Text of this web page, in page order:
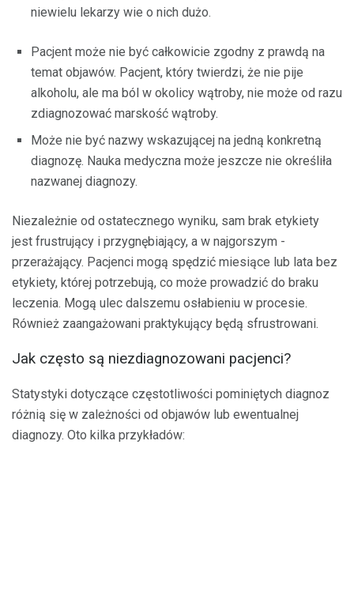
niewielu lekarzy wie o nich dużo.
Pacjent może nie być całkowicie zgodny z prawdą na
temat objawów. Pacjent, który twierdzi, że nie pije
alkoholu, ale ma ból w okolicy wątroby, nie może od razu
zdiagnozować marskość wątroby.
Może nie być nazwy wskazującej na jedną konkretną
diagnozę. Nauka medyczna może jeszcze nie określiła
nazwanej diagnozy.
Niezależnie od ostatecznego wyniku, sam brak etykiety
jest frustrujący i przygnębiający, a w najgorszym -
przerażający. Pacjenci mogą spędzić miesiące lub lata bez
etykiety, której potrzebują, co może prowadzić do braku
leczenia. Mogą ulec dalszemu osłabieniu w procesie.
Również zaangażowani praktykujący będą sfrustrowani.
Jak często są niezdiagnozowani pacjenci?
Statystyki dotyczące częstotliwości pominiętych diagnoz
różnią się w zależności od objawów lub ewentualnej
diagnozy. Oto kilka przykładów: